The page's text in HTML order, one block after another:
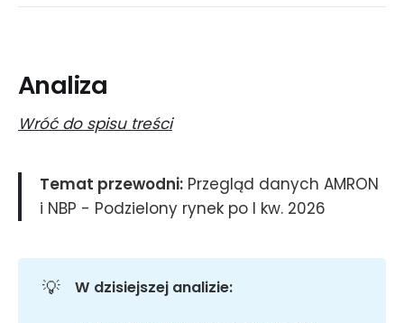
180 zł (3,7 proc.) i o 1,20 zł (3,8
Analiza
Wróć do spisu treści
Temat przewodni: Przegląd danych AMRON
i NBP - Podzielony rynek po I kw. 2026
💡 W dzisiejszej analizie: